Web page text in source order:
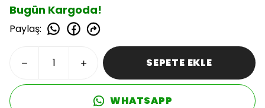
Bugün Kargoda!
Paylaş:
SEPETE EKLE
WHATSAPP